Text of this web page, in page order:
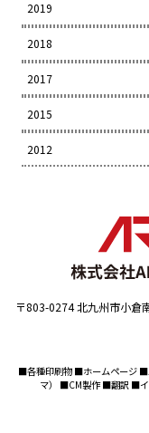
2019
2018
2017
2015
2012
〒803-0274 北九州市小
■各種印刷物 ■ホームページ
マ） ■CM製作 ■翻訳 ■イ